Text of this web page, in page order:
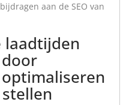
aan de SEO van
laadtijden